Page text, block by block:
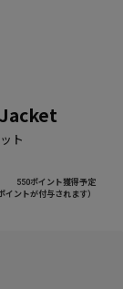
550ポイント獲得予定
イントが付与されます）